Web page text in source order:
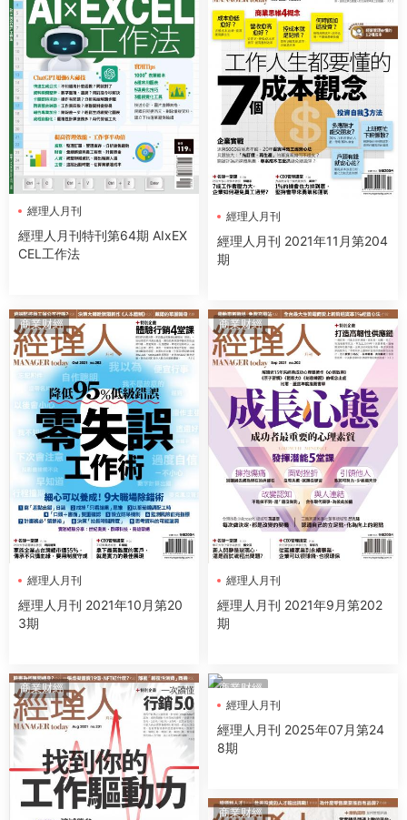
經理人月刊
經理人月刊特刊第64期 AIxEX
CEL工作法
經理人月刊
經理人月刊 2021年11月第204
期
商業财經
經理人月刊
經理人月刊 2021年10月第20
3期
商業财經
經理人月刊
經理人月刊 2021年9月第202
期
商業财經
商業财經
經理人月刊
經理人月刊 2025年07月第24
8期
商業财經